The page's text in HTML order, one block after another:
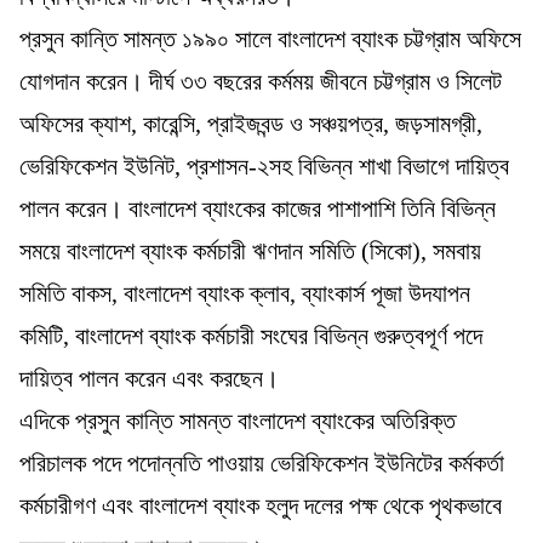
প্রসুন কান্তি সামন্ত ১৯৯০ সালে বাংলাদেশ ব্যাংক চট্টগ্রাম অফিসে
যোগদান করেন। দীর্ঘ ৩৩ বছরের কর্মময় জীবনে চট্টগ্রাম ও সিলেট
অফিসের‌ ক্যাশ, কারেন্সি, প্রাইজবন্ড ও সঞ্চয়পত্র, জড়সামগ্রী,
ভেরিফিকেশন ইউনিট, প্রশাসন-২সহ বিভিন্ন শাখা বিভাগে দায়িত্ব
পালন করেন। বাংলাদেশ ব্যাংকের কাজের পাশাপাশি তিনি বিভিন্ন
সময়ে বাংলাদেশ ব্যাংক কর্মচারী ঋণদান সমিতি (সিকো), সমবায়
সমিতি বাকস, বাংলাদেশ ব্যাংক ক্লাব, ব্যাংকার্স পূজা উদযাপন
কমিটি, বাংলাদেশ ব্যাংক কর্মচারী সংঘের বিভিন্ন গুরুত্বপূর্ণ পদে
দায়িত্ব পালন করেন এবং করছেন।
এদিকে প্রসুন কান্তি সামন্ত বাংলাদেশ ব্যাংকের অতিরিক্ত
পরিচালক পদে পদোন্নতি পাওয়ায় ভেরিফিকেশন ইউনিটের কর্মকর্তা
কর্মচারীগণ এবং বাংলাদেশ ব্যাংক হলুদ দলের পক্ষ থেকে পৃথকভাবে